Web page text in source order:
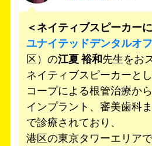
＜ネイティブスピーカー
ユナイテッドデンタルオ
区）の江夏 裕和先生をお
ネイティブスピーカーと
コープによる根管治療から
インプラント、審美歯科
で診療されており、
港区の東京タワーエリア